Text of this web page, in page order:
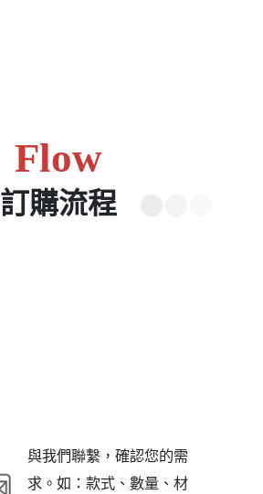
Flow
訂購流程
與我們聯繫，確認您的需
求。如：款式、數量、材